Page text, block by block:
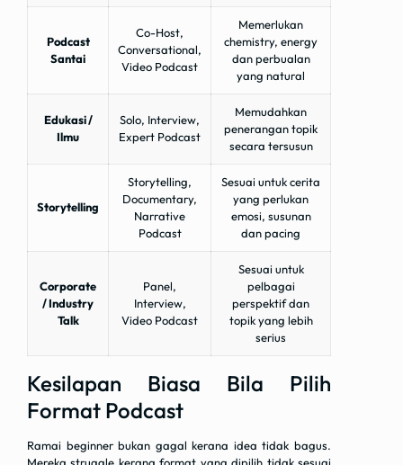
Podcast
Santai
Co-Host,
Conversational,
Video Podcast
Memerlukan
chemistry, energy
dan perbualan
yang natural
Edukasi /
Ilmu
Solo, Interview,
Expert Podcast
Memudahkan
penerangan topik
secara tersusun
Storytelling
Storytelling,
Documentary,
Narrative
Podcast
Sesuai untuk cerita
yang perlukan
emosi, susunan
dan pacing
Corporate
/ Industry
Talk
Panel,
Interview,
Video Podcast
Sesuai untuk
pelbagai
perspektif dan
topik yang lebih
serius
Kesilapan Biasa Bila Pilih
Format Podcast
Ramai beginner bukan gagal kerana idea tidak bagus.